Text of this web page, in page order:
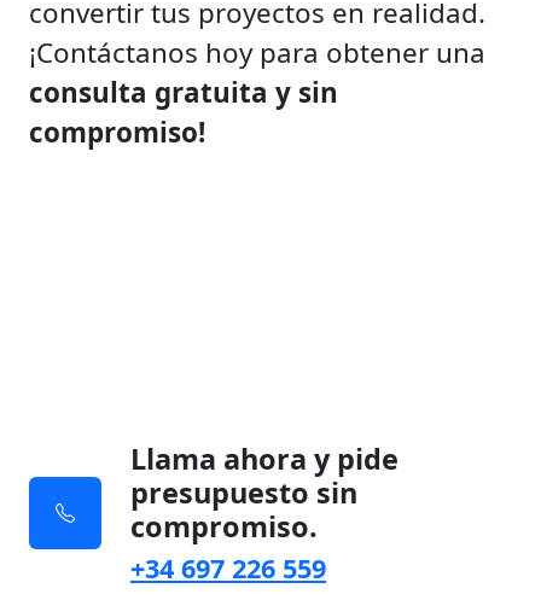
convertir tus proyectos en realidad.
¡Contáctanos hoy para obtener una
consulta gratuita y sin
compromiso!
Llama ahora y pide
presupuesto sin
compromiso.
+34 697 226 559